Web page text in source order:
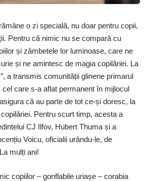
o zi specială, nu doar pentru copii,
Pentru că nimic nu se compară cu
și zâmbetele lor luminoase, care ne
și ne amintesc de magia copilăriei. La
a transmis comunității glinene primarul
cel care s-a aflat permanent în mijlocul
că au parte de tot ce-și doresc, la
Pentru scurt timp, acesta a
CJ Ilfov, Hubert Thuma și a
Voicu, oficialii urându-le, de
mulți ani!
copiilor – gonflabile uriașe – corabia